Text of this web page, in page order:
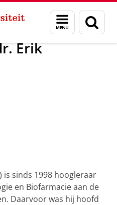
Menu
en
zoeken
pers
Erik
is sinds 1998 hoogleraar
en Biofarmacie aan de
Daarvoor was hij hoofd